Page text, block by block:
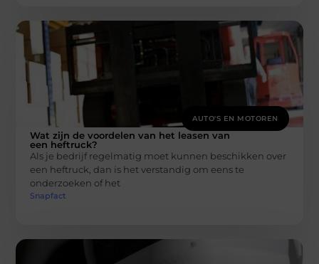
AUTO'S EN MOTOREN
Wat zijn de voordelen van het leasen van
een heftruck?
Als je bedrijf regelmatig moet kunnen beschikken over
een heftruck, dan is het verstandig om eens te
onderzoeken of het
Snapfact